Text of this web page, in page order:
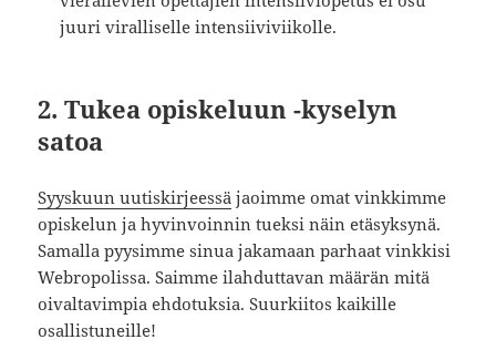
juuri viralliselle intensiiviviikolle.
2. Tukea opiskeluun -kyselyn
satoa
Syyskuun uutiskirjeessä jaoimme omat vinkkimme
opiskelun ja hyvinvoinnin tueksi näin etäsyksynä.
Samalla pyysimme sinua jakamaan parhaat vinkkisi
Webropolissa. Saimme ilahduttavan määrän mitä
oivaltavimpia ehdotuksia. Suurkiitos kaikille
osallistuneille!